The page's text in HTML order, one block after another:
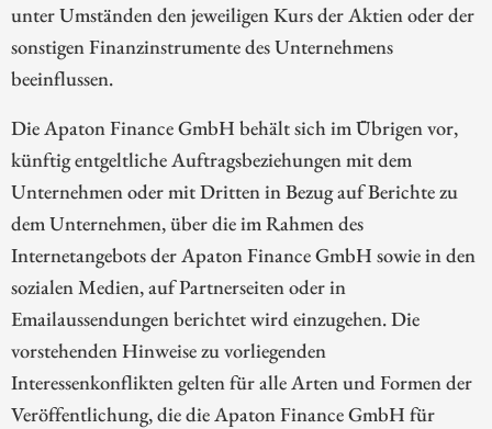
unter Umständen den jeweiligen Kurs der Aktien oder der
sonstigen Finanzinstrumente des Unternehmens
beeinflussen.
Die Apaton Finance GmbH behält sich im Übrigen vor,
künftig entgeltliche Auftragsbeziehungen mit dem
Unternehmen oder mit Dritten in Bezug auf Berichte zu
dem Unternehmen, über die im Rahmen des
Internetangebots der Apaton Finance GmbH sowie in den
sozialen Medien, auf Partnerseiten oder in
Emailaussendungen berichtet wird einzugehen. Die
vorstehenden Hinweise zu vorliegenden
Interessenkonflikten gelten für alle Arten und Formen der
Veröffentlichung, die die Apaton Finance GmbH für